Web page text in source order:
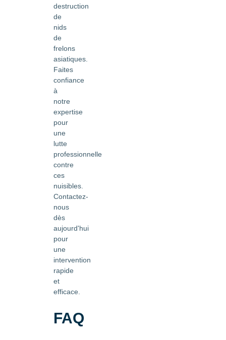
destruction
de
nids
de
frelons
asiatiques.
Faites
confiance
à
notre
expertise
pour
une
lutte
professionnelle
contre
ces
nuisibles.
Contactez-
nous
dès
aujourd'hui
pour
une
intervention
rapide
et
efficace.
FAQ